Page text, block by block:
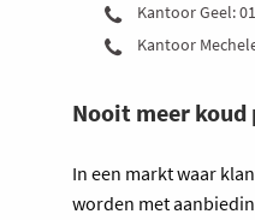
Nooit meer koud
In een markt waar
worden met
Kantoor Geel:
Kantoor